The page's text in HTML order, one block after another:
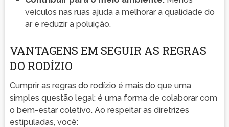
veículos nas ruas ajuda a melhorar a qualidade do
ar e reduzir a poluição.
VANTAGENS EM SEGUIR AS REGRAS
DO RODÍZIO
Cumprir as regras do rodízio é mais do que uma
simples questão legal; é uma forma de colaborar com
o bem-estar coletivo. Ao respeitar as diretrizes
estipuladas, você: